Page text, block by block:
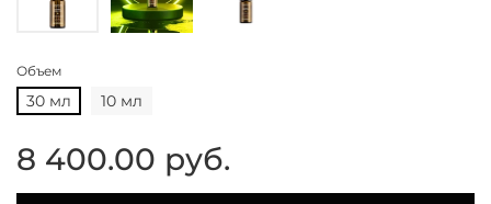
Объем
30 мл 10 мл
8 400.00 руб.